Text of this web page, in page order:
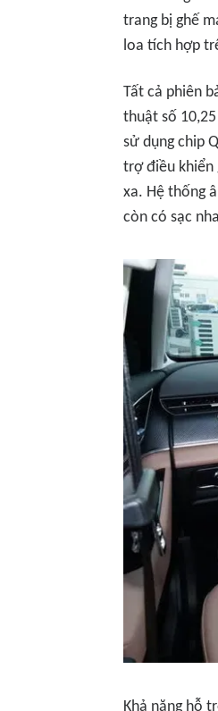
trang bị ghế
loa tích hợp
Tất cả phiên
thuật số
sử dụng chip
trợ điều khiển
xa. Hệ thống
còn có sạc
Khả năng hỗ